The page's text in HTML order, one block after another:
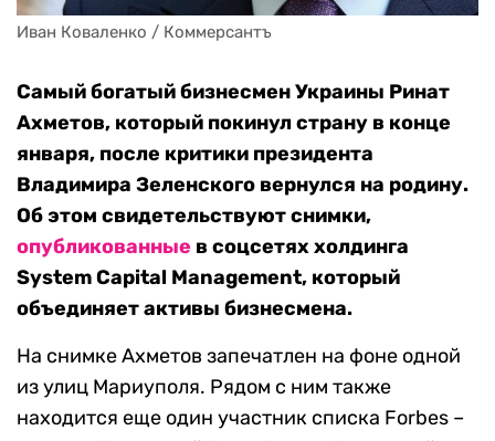
Иван Коваленко / Коммерсантъ
Самый богатый бизнесмен Украины Ринат
Ахметов, который покинул страну в конце
января, после критики президента
Владимира Зеленского вернулся на родину.
Об этом свидетельствуют снимки,
опубликованные в соцсетях холдинга
System Capital Management, который
объединяет активы бизнесмена.
На снимке Ахметов запечатлен на фоне одной
из улиц Мариуполя. Рядом с ним также
находится еще один участник списка Forbes –